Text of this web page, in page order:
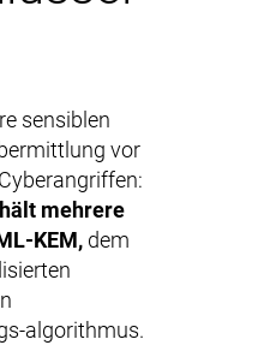
sensiblen
vor
mehrere
KEM, dem
algorithmus.